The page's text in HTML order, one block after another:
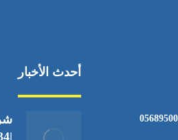
أحدث الأخبار
|0568950034| تعقيم فلل